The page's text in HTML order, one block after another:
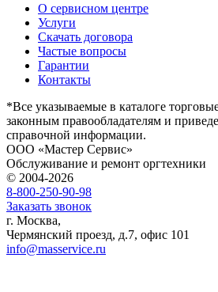
О сервисном центре
Услуги
Скачать договора
Частые вопросы
Гарантии
Контакты
*Все указываемые в каталоге
законным правообладателям и
справочной информации.
ООО «Мастер Сервис»
Обслуживание и ремонт оргтехники
© 2004-2026
8-800-250-90-98
Заказать звонок
г. Москва,
Чермянский проезд, д.7, офис 101
info@masservice.ru